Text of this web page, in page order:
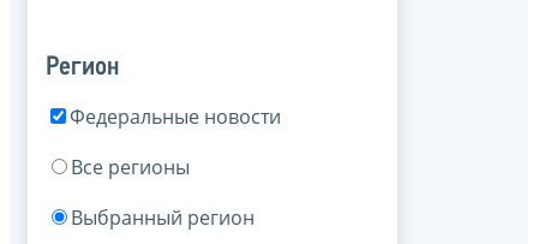
Регион
Федеральные новости
Все регионы
Выбранный регион